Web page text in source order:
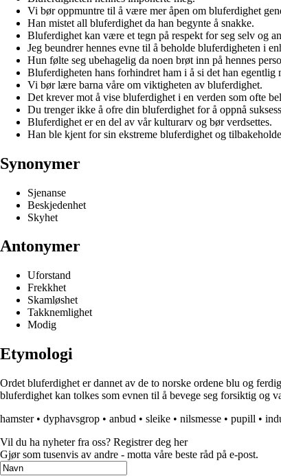
Vi bør oppmuntre til å være mer åpen om bluferdighet
Han mistet all bluferdighet da han begynte å snakke.
Bluferdighet kan være et tegn på respekt for seg selv og
Jeg beundrer hennes evne til å beholde bluferdigheten i
Hun følte seg ubehagelig da noen brøt inn på hennes
Bluferdigheten hans forhindret ham i å si det han egentlig
Vi bør lære barna våre om viktigheten av bluferdighet.
Det krever mot å vise bluferdighet i en verden som ofte
Du trenger ikke å ofre din bluferdighet for å oppnå
Bluferdighet er en del av vår kulturarv og bør verdsettes.
Han ble kjent for sin ekstreme bluferdighet og
Synonymer
Sjenanse
Beskjedenhet
Skyhet
Antonymer
Uforstand
Frekkhet
Skamløshet
Takknemlighet
Modig
Etymologi
Ordet bluferdighet er dannet av de to norske ordene blu og
bluferdighet kan tolkes som evnen til å bevege seg forsiktig og
hamster• dyphavsgrop • anbud • sleike • nilsmesse • pupill •
Vil du ha nyheter fra oss? Registrer deg her
Gjør som tusenvis av andre - motta våre beste råd på e-post.